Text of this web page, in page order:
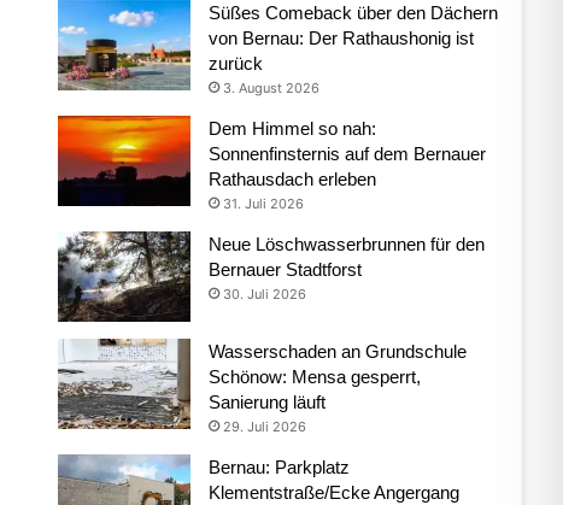
Süßes Comeback über den Dächern
von Bernau: Der Rathaushonig ist
zurück
3. August 2026
Dem Himmel so nah:
Sonnenfinsternis auf dem Bernauer
Rathausdach erleben
31. Juli 2026
Neue Löschwasserbrunnen für den
Bernauer Stadtforst
30. Juli 2026
Wasserschaden an Grundschule
Schönow: Mensa gesperrt,
Sanierung läuft
29. Juli 2026
Bernau: Parkplatz
Klementstraße/Ecke Angergang